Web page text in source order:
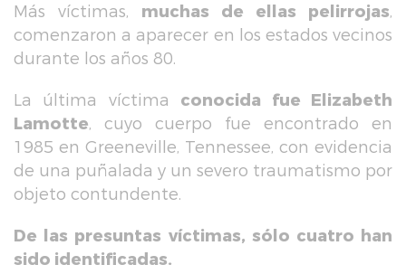
Más víctimas, muchas de ellas pelirrojas,
comenzaron a aparecer en los estados vecinos
durante los años 80.
La última víctima conocida fue Elizabeth
Lamotte, cuyo cuerpo fue encontrado en
1985 en Greeneville, Tennessee, con evidencia
de una puñalada y un severo traumatismo por
objeto contundente.
De las presuntas víctimas, sólo cuatro han
sido identificadas.